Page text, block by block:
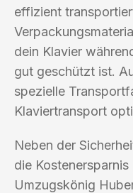
effizient
dein Klavier
gut geschützt ist.
spezielle
Klaviertransport
Neben der
die
Umzugskönig